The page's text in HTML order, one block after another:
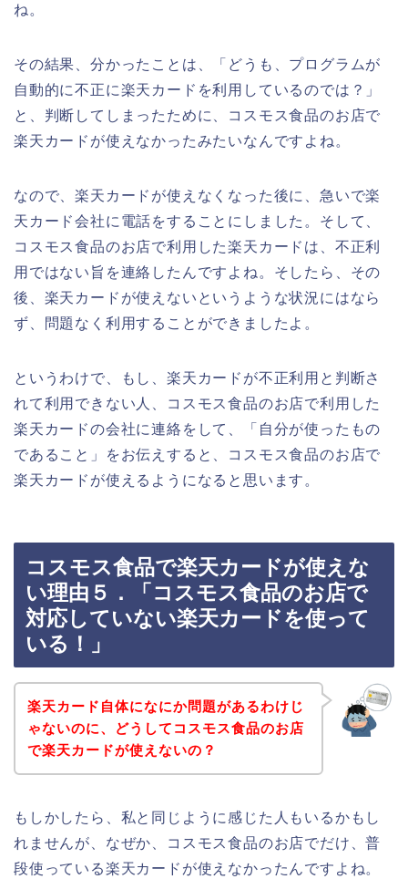
ね。
その結果、分かったことは、「どうも、プログラムが
自動的に不正に楽天カードを利用しているのでは？」
と、判断してしまったために、コスモス食品のお店で
楽天カードが使えなかったみたいなんですよね。
なので、楽天カードが使えなくなった後に、急いで楽
天カード会社に電話をすることにしました。そして、
コスモス食品のお店で利用した楽天カードは、不正利
用ではない旨を連絡したんですよね。そしたら、その
後、楽天カードが使えないというような状況にはなら
ず、問題なく利用することができましたよ。
というわけで、もし、楽天カードが不正利用と判断さ
れて利用できない人、コスモス食品のお店で利用した
楽天カードの会社に連絡をして、「自分が使ったもの
であること」をお伝えすると、コスモス食品のお店で
楽天カードが使えるようになると思います。
コスモス食品で楽天カードが使えな
い理由５．「コスモス食品のお店で
対応していない楽天カードを使って
いる！」
楽天カード自体になにか問題があるわけじ
ゃないのに、どうしてコスモス食品のお店
で楽天カードが使えないの？
もしかしたら、私と同じように感じた人もいるかもし
れませんが、なぜか、コスモス食品のお店でだけ、普
段使っている楽天カードが使えなかったんですよね。